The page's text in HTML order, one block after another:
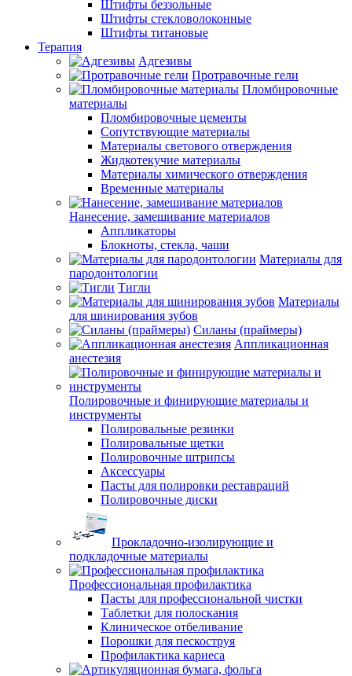
Штифты беззольные
Штифты стекловолоконные
Штифты титановые
Терапия
Адгезивы
Протравочные гели
Пломбировочные
материалы
Пломбировочные цементы
Сопутствующие материалы
Материалы светового отверждения
Жидкотекучие материалы
Материалы химического отверждения
Временные материалы
Нанесение, замешивание материалов
Аппликаторы
Блокноты, стекла, чаши
Материалы для
пародонтологии
Тигли
Материалы
для шинирования зубов
Силаны (праймеры)
Аппликационная
анестезия
Полировочные и финирующие материалы и
инструменты
Полировальные резинки
Полировальные щетки
Полировочные штрипсы
Аксессуары
Пасты для полировки реставраций
Полировочные диски
Прокладочно-изолирующие и
подкладочные материалы
Профессиональная профилактика
Пасты для профессиональной чистки
Таблетки для полоскания
Клиническое отбеливание
Порошки для пескоструя
Профилактика кариеса